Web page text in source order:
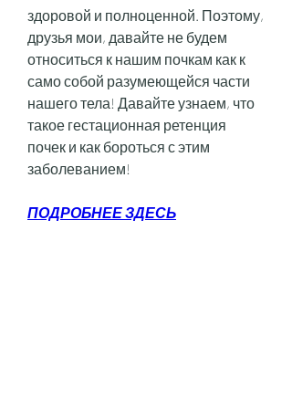
здоровой и полноценной. Поэтому,
друзья мои, давайте не будем
относиться к нашим почкам как к
само собой разумеющейся части
нашего тела! Давайте узнаем, что
такое гестационная ретенция
почек и как бороться с этим
заболеванием!
ПОДРОБНЕЕ ЗДЕСЬ